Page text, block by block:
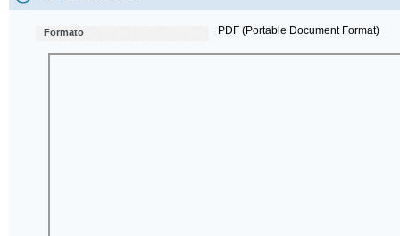
Formato PDF (Portable Document Format)